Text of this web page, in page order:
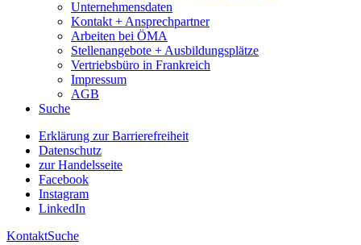
Unternehmensdaten
Kontakt + Ansprechpartner
Arbeiten bei ÖMA
Stellenangebote + Ausbildungsplätze
Vertriebsbüro in Frankreich
Impressum
AGB
Suche
Erklärung zur Barrierefreiheit
Datenschutz
zur Handelsseite
Facebook
Instagram
LinkedIn
KontaktSuche